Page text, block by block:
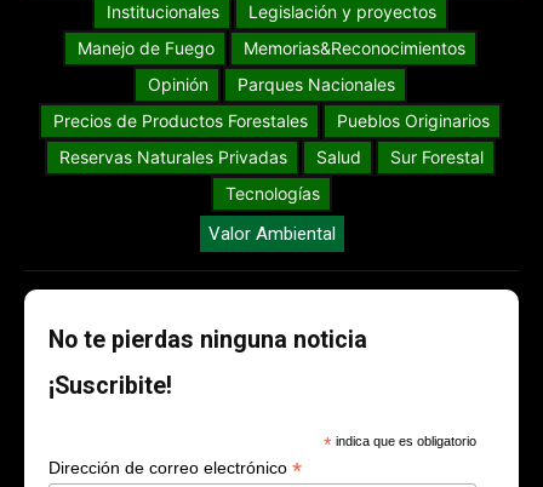
Institucionales
Legislación y proyectos
Manejo de Fuego
Memorias&Reconocimientos
Opinión
Parques Nacionales
Precios de Productos Forestales
Pueblos Originarios
Reservas Naturales Privadas
Salud
Sur Forestal
Tecnologías
Valor Ambiental
No te pierdas ninguna noticia
¡Suscribite!
* indica que es obligatorio
Dirección de correo electrónico *